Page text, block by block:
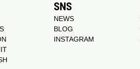
SNS
NEWS
BLOG
INSTAGRAM